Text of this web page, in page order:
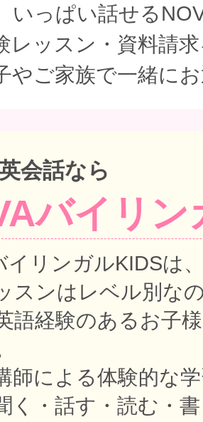
いっぱい話せる
レッスン・資料請
やご家族で一緒に
会話なら
バイリン
イリンガルKIDSは
スンはレベル別な
語経験のあるお子
師による体験的な
く・話す・読む・